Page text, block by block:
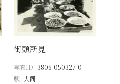
街頭所見
写真ID 3806-050327-0
駅 大同